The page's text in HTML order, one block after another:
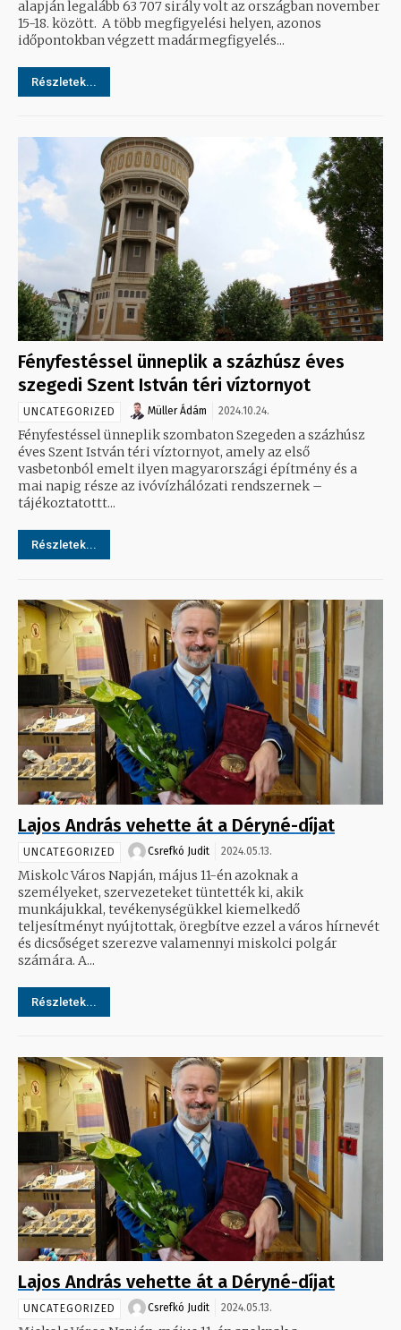
alapján legalább 63 707 sirály volt az országban november
15-18. között. A több megfigyelési helyen, azonos
időpontokban végzett madármegfigyelés...
Részletek...
Fényfestéssel ünneplik a százhúsz éves
szegedi Szent István téri víztornyot
UNCATEGORIZED Müller Ádám 2024.10.24.
Fényfestéssel ünneplik szombaton Szegeden a százhúsz
éves Szent István téri víztornyot, amely az első
vasbetonból emelt ilyen magyarországi építmény és a
mai napig része az ivóvízhálózati rendszernek –
tájékoztatottt...
Részletek...
Lajos András vehette át a Déryné-díjat
UNCATEGORIZED Csrefkó Judit 2024.05.13.
Miskolc Város Napján, május 11-én azoknak a
személyeket, szervezeteket tüntették ki, akik
munkájukkal, tevékenységükkel kiemelkedő
teljesítményt nyújtottak, öregbítve ezzel a város hírnevét
és dicsőséget szerezve valamennyi miskolci polgár
számára. A...
Részletek...
Lajos András vehette át a Déryné-díjat
UNCATEGORIZED Csrefkó Judit 2024.05.13.